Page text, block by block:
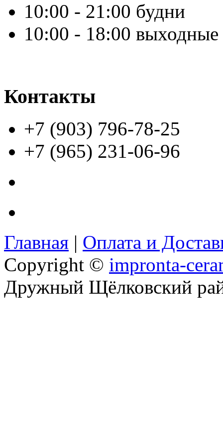
10:00 - 21:00 будни
10:00 - 18:00 выходные
Контакты
+7 (903) 796-78-25
+7 (965) 231-06-96
Главная | Оплата и
Copyright © impronta-
Дружный Щёлковский